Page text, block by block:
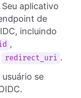
aplicativo
de
incluindo
,
redirect_uri .
se